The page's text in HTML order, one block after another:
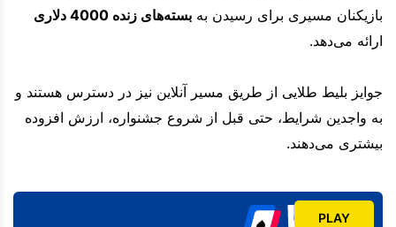
بازیکنان مسیری برای رسیدن به بسته‌های زنده 4000 دلاری
ارائه می‌دهد.
جوایز بلیط طلایی از طریق مسیر آنلاین نیز در دسترس هستند و
به واجدین شرایط، حتی قبل از شروع جشنواره، ارزش افزوده
بیشتری می‌دهند.
PLAY